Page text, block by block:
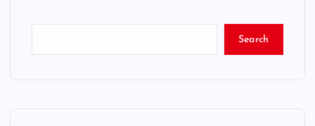
Search